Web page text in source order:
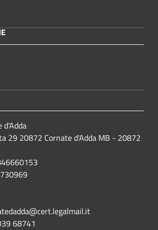
d'Adda
29 20872 Cornate d'Adda MB - 20872
68741